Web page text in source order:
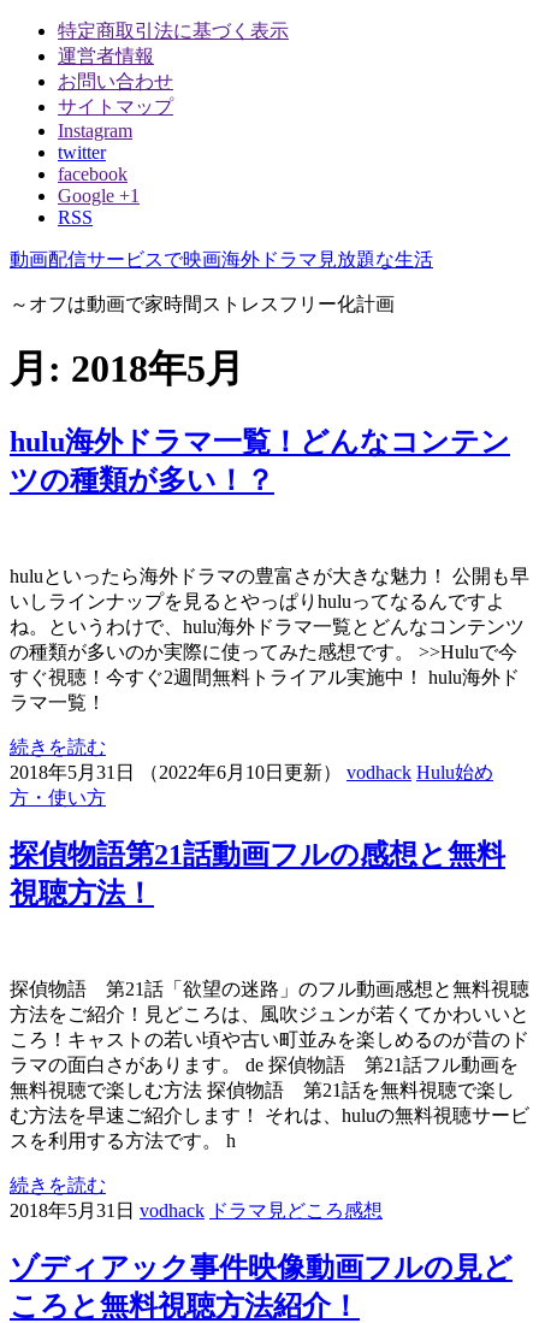
特定商取引法に基づく表示
運営者情報
お問い合わせ
サイトマップ
Instagram
twitter
facebook
Google +1
RSS
動画配信サービスで映画海外ドラマ見放題な生活
～オフは動画で家時間ストレスフリー化計画
月: 2018年5月
hulu海外ドラマ一覧！どんなコンテン
ツの種類が多い！？
huluといったら海外ドラマの豊富さが大きな魅力！ 公開も早
いしラインナップを見るとやっぱりhuluってなるんですよ
ね。というわけで、hulu海外ドラマ一覧とどんなコンテンツ
の種類が多いのか実際に使ってみた感想です。 >>Huluで今
すぐ視聴！今すぐ2週間無料トライアル実施中！ hulu海外ド
ラマ一覧！
続きを読む
2018年5月31日
（2022年6月10日更新） vodhack Hulu始め
方・使い方
探偵物語第21話動画フルの感想と無料
視聴方法！
探偵物語 第21話「欲望の迷路」のフル動画感想と無料視聴
方法をご紹介！見どころは、風吹ジュンが若くてかわいいと
ころ！キャストの若い頃や古い町並みを楽しめるのが昔のド
ラマの面白さがあります。 de 探偵物語 第21話フル動画を
無料視聴で楽しむ方法 探偵物語 第21話を無料視聴で楽し
む方法を早速ご紹介します！ それは、huluの無料視聴サービ
スを利用する方法です。 h
続きを読む
2018年5月31日 vodhack ドラマ見どころ感想
ゾディアック事件映像動画フルの見ど
ころと無料視聴方法紹介！